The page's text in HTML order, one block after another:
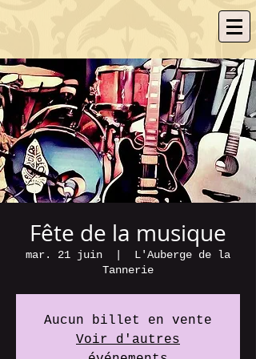
Fête de la musique
mar. 21 juin
L'Auberge de la
Tannerie
Aucun billet en vente
Voir d'autres